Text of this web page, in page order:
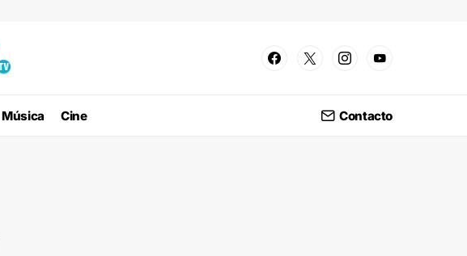
Música Cine Contacto